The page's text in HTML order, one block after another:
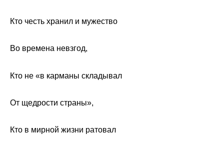
Кто честь хранил и мужество
Во времена невзгод,
Кто не «в карманы складывал
От щедрости страны»,
Кто в мирной жизни ратовал